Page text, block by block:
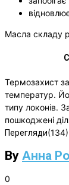
Масла складу
Термозахист
температур.
типу локонів.
пошкоджені
Перегляди(134)
By Анна
0